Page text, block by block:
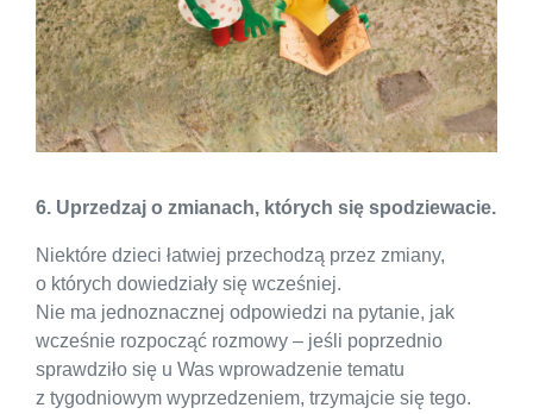
6. Uprzedzaj o zmianach, których się spodziewacie.
Niektóre dzieci łatwiej przechodzą przez zmiany,
o których dowiedziały się wcześniej.
Nie ma jednoznacznej odpowiedzi na pytanie, jak
wcześnie rozpocząć rozmowy – jeśli poprzednio
sprawdziło się u Was wprowadzenie tematu
z tygodniowym wyprzedzeniem, trzymajcie się tego.